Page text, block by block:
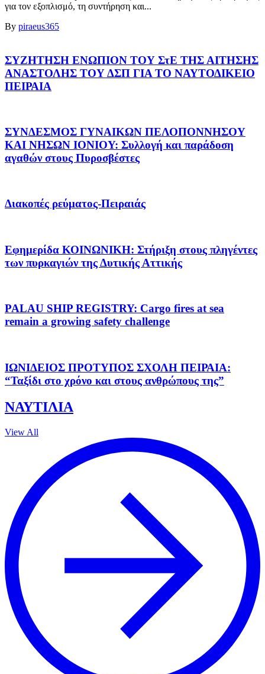
για τον εξοπλισμό, τη συντήρηση και...
By piraeus365
ΣΥΖΗΤΗΣΗ ΕΝΩΠΙΟΝ ΤΟΥ ΣτΕ ΤΗΣ ΑΙΤΗΣΗΣ
ΑΝΑΣΤΟΛΗΣ ΤΟΥ ΔΣΠ ΓΙΑ ΤΟ ΝΑΥΤΟΔΙΚΕΙΟ
ΠΕΙΡΑΙΑ
ΣΥΝΔΕΣΜΟΣ ΓΥΝΑΙΚΩΝ ΠΕΛΟΠΟΝΝΗΣΟΥ
ΚΑΙ ΝΗΣΩΝ ΙΟΝΙΟΥ: Συλλογή και παράδοση
αγαθών στους Πυροσβέστες
Διακοπές ρεύματος-Πειραιάς
Εφημερίδα ΚΟΙΝΩΝΙΚΗ: Στήριξη στους πληγέντες
των πυρκαγιών της Δυτικής Αττικής
PALAU SHIP REGISTRY: Cargo fires at sea
remain a growing safety challenge
ΙΩΝΙΔΕΙΟΣ ΠΡΟΤΥΠΟΣ ΣΧΟΛΗ ΠΕΙΡΑΙΑ:
“Ταξίδι στο χρόνο και στους ανθρώπους της”
ΝΑΥΤΙΛΙΑ
View All